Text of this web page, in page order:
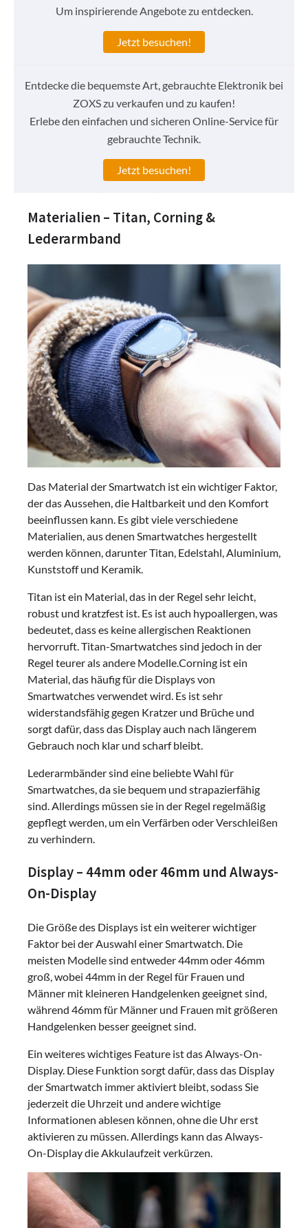
Um inspirierende Angebote zu entdecken.
Jetzt besuchen!
Entdecke die bequemste Art, gebrauchte Elektronik bei
ZOXS zu verkaufen und zu kaufen!
Erlebe den einfachen und sicheren Online-Service für
gebrauchte Technik.
Jetzt besuchen!
Materialien – Titan, Corning &
Lederarmband
Das Material der Smartwatch ist ein wichtiger Faktor,
der das Aussehen, die Haltbarkeit und den Komfort
beeinflussen kann. Es gibt viele verschiedene
Materialien, aus denen Smartwatches hergestellt
werden können, darunter Titan, Edelstahl, Aluminium,
Kunststoff und Keramik.
Titan ist ein Material, das in der Regel sehr leicht,
robust und kratzfest ist. Es ist auch hypoallergen, was
bedeutet, dass es keine allergischen Reaktionen
hervorruft. Titan-Smartwatches sind jedoch in der
Regel teurer als andere Modelle.Corning ist ein
Material, das häufig für die Displays von
Smartwatches verwendet wird. Es ist sehr
widerstandsfähig gegen Kratzer und Brüche und
sorgt dafür, dass das Display auch nach längerem
Gebrauch noch klar und scharf bleibt.
Lederarmbänder sind eine beliebte Wahl für
Smartwatches, da sie bequem und strapazierfähig
sind. Allerdings müssen sie in der Regel regelmäßig
gepflegt werden, um ein Verfärben oder Verschleißen
zu verhindern.
Display – 44mm oder 46mm und Always-
On-Display
Die Größe des Displays ist ein weiterer wichtiger
Faktor bei der Auswahl einer Smartwatch. Die
meisten Modelle sind entweder 44mm oder 46mm
groß, wobei 44mm in der Regel für Frauen und
Männer mit kleineren Handgelenken geeignet sind,
während 46mm für Männer und Frauen mit größeren
Handgelenken besser geeignet sind.
Ein weiteres wichtiges Feature ist das Always-On-
Display. Diese Funktion sorgt dafür, dass das Display
der Smartwatch immer aktiviert bleibt, sodass Sie
jederzeit die Uhrzeit und andere wichtige
Informationen ablesen können, ohne die Uhr erst
aktivieren zu müssen. Allerdings kann das Always-
On-Display die Akkulaufzeit verkürzen.